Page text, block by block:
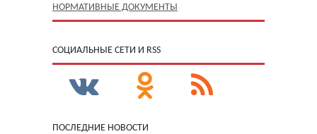
НОРМАТИВНЫЕ ДОКУМЕНТЫ
CОЦИАЛЬНЫЕ СЕТИ И RSS
ПОСЛЕДНИЕ НОВОСТИ